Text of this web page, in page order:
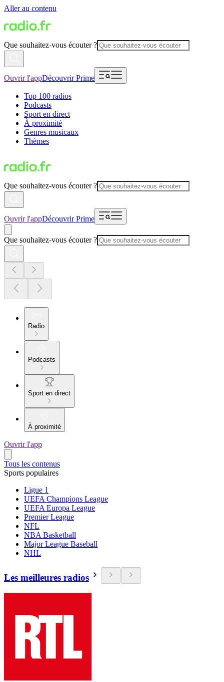
Aller au contenu
Que souhaitez-vous écouter ?
Ouvrir l'appDécouvrir Prime
Top 100 radios
Podcasts
Sport en direct
À proximité
Genres musicaux
Thèmes
Que souhaitez-vous écouter ?
Ouvrir l'appDécouvrir Prime
Que souhaitez-vous écouter ?
Radio
Podcasts
Sport en direct
À proximité
Ouvrir l'app
Tous les contenus
Sports populaires
Ligue 1
UEFA Champions League
UEFA Europa League
Premier League
NFL
NBA Basketball
Major League Baseball
NHL
Les meilleures radios